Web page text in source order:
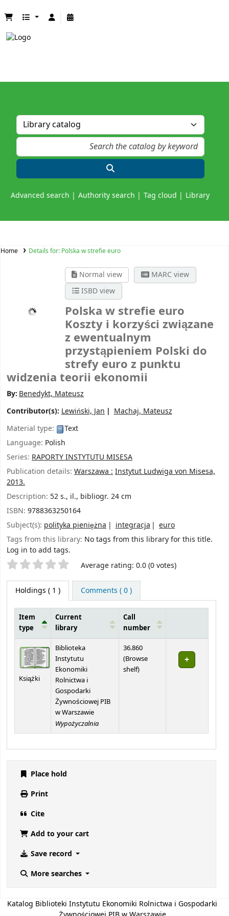
Advanced search Authority search Tag cloud Library
Home Details for: Polska w strefie euro
Normal view
MARC view
ISBD view
Polska w strefie euro
Koszty i korzyści związane
z ewentualnym
przystąpieniem Polski do
strefy euro z punktu
widzenia teorii ekonomii
By: Benedykt, Mateusz
Contributor(s): Lewiński, Jan
Machaj, Mateusz
Material type:
Text
Language: Polish
Series: RAPORTY INSTYTUTU MISESA
Publication details: Warszawa :Instytut Ludwiga von Misesa,
2013.
Description: 52 s., il., bibliogr. 24 cm
ISBN: 9788363250164
Subject(s): polityka pieniężna integracja
euro
Tags from this library: No tags from this library for this title.
Log in to add tags.
Star ratings Average rating: 0.0 (0 votes)
Holdings ( 1 ) Comments ( 0 )
Item
type
Current
library
Call
number
Książki
Biblioteka
Instytutu
Ekonomiki
Rolnictwa i
Gospodarki
Żywnościowej PIB
w Warszawie
Wypożyczalnia
36.860
(Browse
shelf(Opens below)
)
Place hold
Print
Cite
Add to your cart
Save record
More searches
Katalog Biblioteki Instytutu Ekonomiki Rolnictwa i Gospodarki